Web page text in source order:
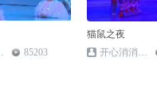
85203
猫鼠之夜
开心消消乐通关者